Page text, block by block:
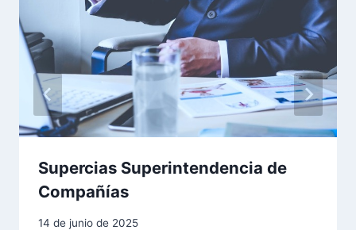
d
e
Supercias Superintendencia de
Compañías
14 de junio de 2025